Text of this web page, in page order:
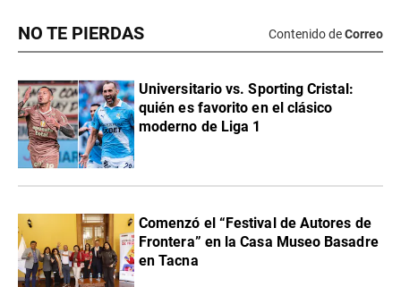
NO TE PIERDAS Contenido deCorreo
Universitario vs. Sporting Cristal:
quién es favorito en el clásico
moderno de Liga 1
Comenzó el “Festival de Autores de
Frontera” en la Casa Museo Basadre
en Tacna